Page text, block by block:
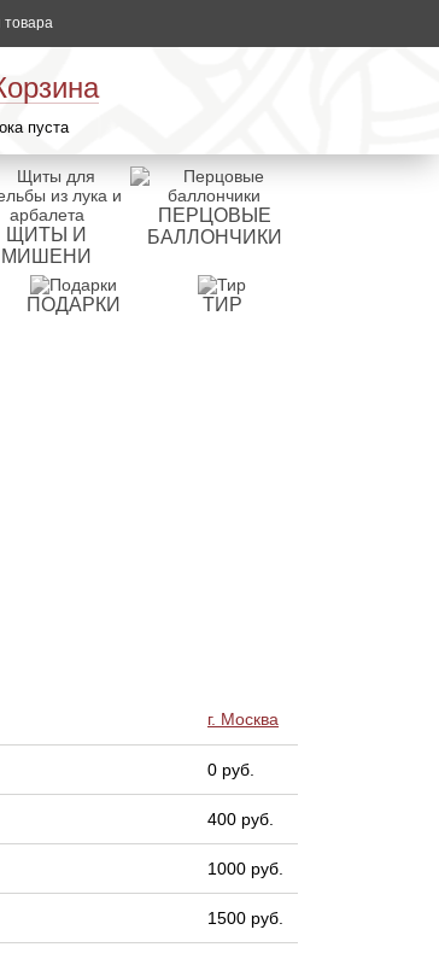
товара
пуста
ЩИТЫ И
МИШЕНИ
ПЕРЦОВЫЕ
БАЛЛОНЧИКИ
ПОДАРКИ ТИР
г. Москва
0 руб.
400 руб.
1000 руб.
1500 руб.